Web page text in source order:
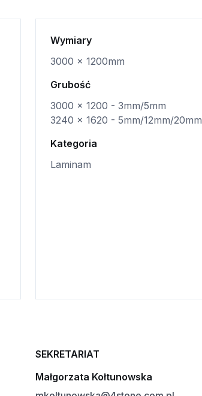
Wymiary
3000 x 1200mm
Grubość
3000 x 1200 - 3mm/5mm
3240 x 1620 - 5mm/12mm/20mm
Kategoria
Laminam
SEKRETARIAT
Małgorzata Kołtunowska